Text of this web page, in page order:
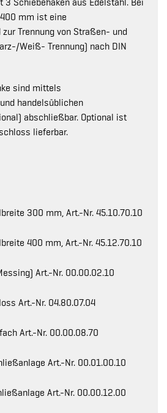
3 Schiebehaken aus Edelstahl. Bei
mm ist eine
Trennung von Straßen- und
Weiß- Trennung) nach DIN
sind mittels
handelsüblichen
abschließbar. Optional ist
lieferbar.
300 mm, Art.-Nr. 45.10.70.10
400 mm, Art.-Nr. 45.12.70.10
Art.-Nr. 00.00.02.10
Art.-Nr. 04.80.07.04
Art.-Nr. 00.00.08.70
Art.-Nr. 00.01.00.10
Art.-Nr. 00.00.12.00